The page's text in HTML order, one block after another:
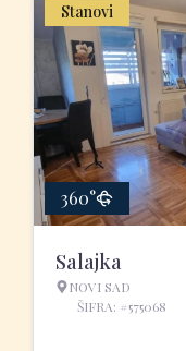
Stanovi
360°
Salajka
NOVI SAD
ŠIFRA: #575068